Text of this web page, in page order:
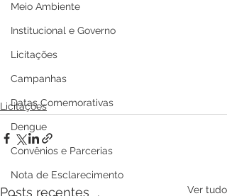
Meio Ambiente
Institucional e Governo
Licitações
Campanhas
Datas Comemorativas
Dengue
Convênios e Parcerias
Nota de Esclarecimento
Licitações
Posts recentes Ver tudo